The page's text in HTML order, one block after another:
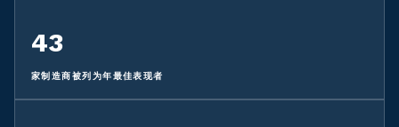
43
家制造商被列为年最佳表现者